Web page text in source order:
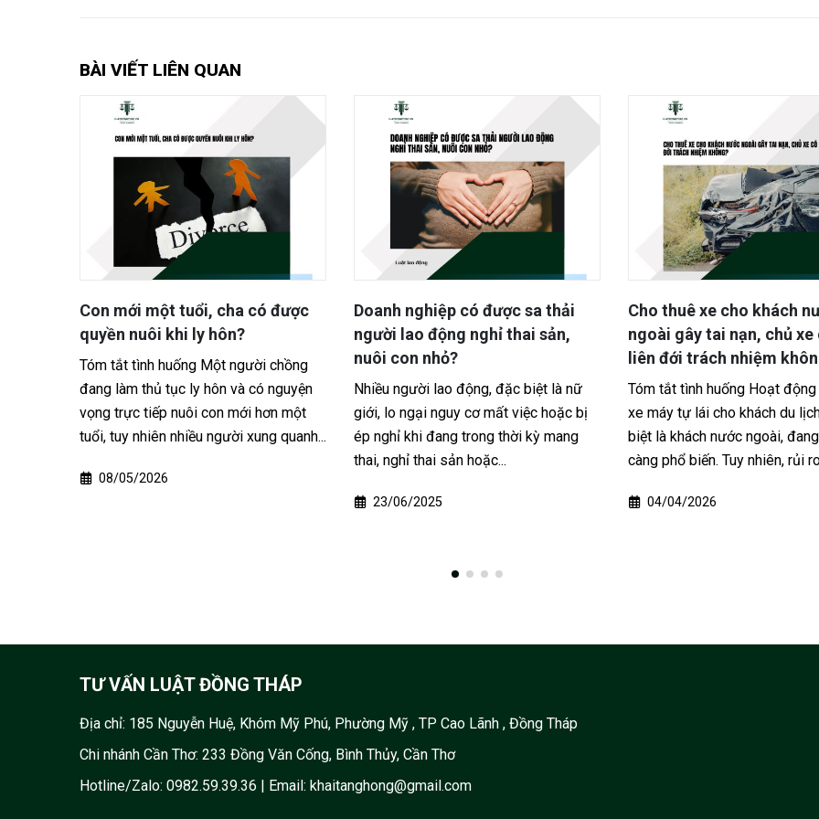
BÀI VIẾT LIÊN QUAN
Doanh nghiệp có được sa thải
người lao động nghỉ thai sản,
nuôi con nhỏ?
Nhiều người lao động, đặc biệt là nữ
giới, lo ngại nguy cơ mất việc hoặc bị
ép nghỉ khi đang trong thời kỳ mang
Cho thuê xe cho khách nước
ngoài gây tai nạn, chủ xe có bị
liên đới trách nhiệm không?
Tóm tắt tình huống Hoạt động cho thuê
xe máy tự lái cho khách du lịch, đặc
biệt là khách nước ngoài, đang ngày
càng phổ biến. Tuy nhiên, rủi ro...
04/04/2026
Cách nhận thừa kế đất khi
mẹ không để lại di chúc
Tóm tắt tình huống Một gia
mẹ đứng tên chung mảnh đất
cả hai đã qua đời mà không
chúc, hiện các con thống...
TƯ VẤN LUẬT ĐỒNG THÁP
Địa chỉ: 185 Nguyễn Huệ, Khóm Mỹ Phú, Phường Mỹ , TP Cao Lãnh , Đồng Tháp
Chi nhánh Cần Thơ: 233 Đồng Văn Cống, Bình Thủy, Cần Thơ
Hotline/Zalo: 0982.59.39.36 | Email: khaitanghong@gmail.com